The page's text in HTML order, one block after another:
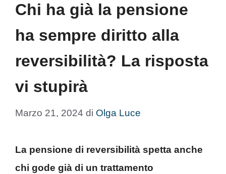
Chi ha già la pensione
ha sempre diritto alla
reversibilità? La risposta
vi stupirà
Marzo 21, 2024 di Olga Luce
La pensione di reversibilità spetta anche
chi gode già di un trattamento